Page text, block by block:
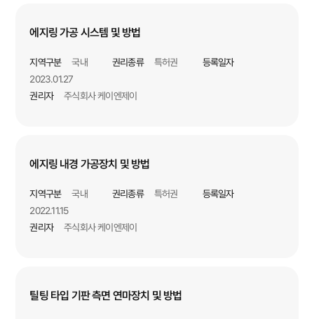
에지링 가공 시스템 및 방법
지역구분 국내 권리종류 특허권
등록일자
2023.01.27
권리자
주식회사 케이엔제이
에지링 내경 가공장치 및 방법
지역구분 국내 권리종류 특허권
등록일자
2022.11.15
권리자
주식회사 케이엔제이
틸팅 타입 기판 측면 연마장치 및 방법